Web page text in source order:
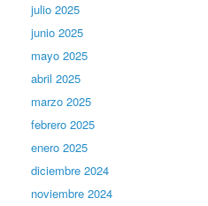
julio 2025
junio 2025
mayo 2025
abril 2025
marzo 2025
febrero 2025
enero 2025
diciembre 2024
noviembre 2024